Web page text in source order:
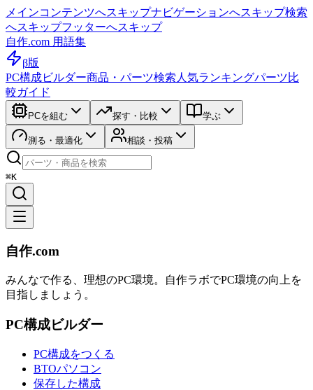
メインコンテンツへスキップナビゲーションへスキップ検索
へスキップフッターへスキップ
自作.com 用語集
β版
PC構成ビルダー商品・パーツ検索 人気ランキングパーツ比
較ガイド
PCを組む 探す・比較 学ぶ
測る・最適化 相談・投稿
⌘K
自作.com
みんなで作る、理想のPC環境。 自作ラボでPC環境の向上を
目指しましょう。
PC構成ビルダー
PC構成をつくる
BTOパソコン
保存した構成